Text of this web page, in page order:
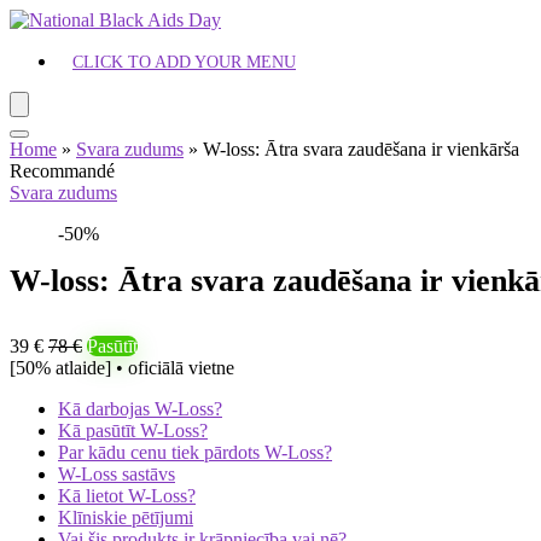
CLICK TO ADD YOUR MENU
Home » Svara zudums » W-loss: Ātra svara zaudēšana ir vienkārša
Recommandé
Svara zudums
-50%
W-loss: Ātra svara zaudēšana ir
39 € 78 € Pasūtīt
[50% atlaide] • oficiālā vietne
Kā darbojas W-Loss?
Kā pasūtīt W-Loss?
Par kādu cenu tiek pārdots W-Loss?
W-Loss sastāvs
Kā lietot W-Loss?
Klīniskie pētījumi